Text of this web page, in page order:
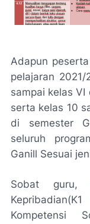
Adapun
pelajaran
sampai kelas VI
serta kelas 10
di semester
seluruh
Ganill Sesuai
Sobat guru,
Kompetensi